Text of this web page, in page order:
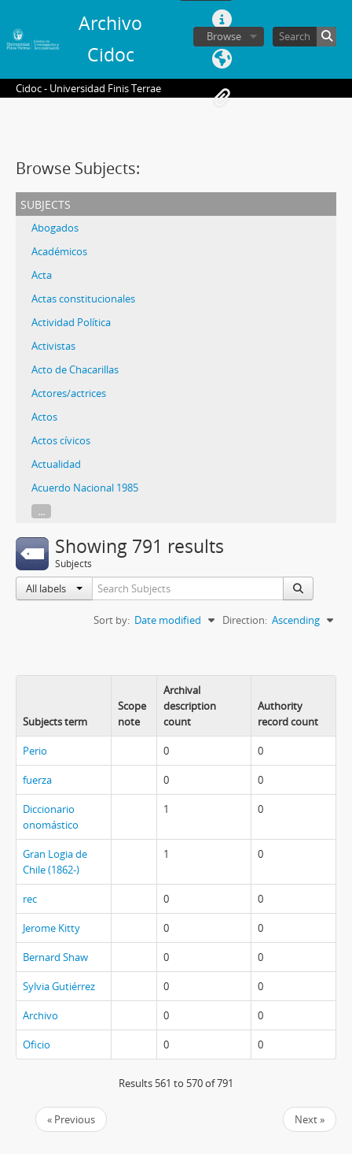
Archivo
Cidoc
Browse
Cidoc - Universidad Finis Terrae
Browse Subjects:
subjects
Abogados
Académicos
Acta
Actas constitucionales
Actividad Política
Activistas
Acto de Chacarillas
Actores/actrices
Actos
Actos cívicos
Actualidad
Acuerdo Nacional 1985
...
Showing 791 results
Subjects
All labels
Sort by: Date modified Direction: Ascending
Subjects term
Scope
note
Archival
description
count
Authority
record count
Perio 0 0
fuerza 0 0
Diccionario
onomástico
1 0
Gran Logia de
Chile (1862-)
1 0
rec 0 0
Jerome Kitty 0 0
Bernard Shaw 0 0
Sylvia Gutiérrez 0 0
Archivo 0 0
Oficio 0 0
Results 561 to 570 of 791
« Previous Next »